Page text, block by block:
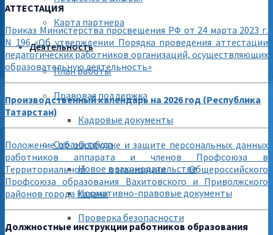
Карта партнера
Деятельность
План работы
Правовая поддержка
Кадровые документы
Охрана труда
Новое в законодательстве
Нормативно-правовые документы
Проверка безопасности
АТТЕСТАЦИЯ
Приказ Министерства просвещения РФ от 24 марта 2023 г.
N 196 «Об утверждении Порядка проведения аттестации
педагогических работников организаций, осуществляющих
образовательную деятельность»
Производственный календарь на 2026 год (Республика
Татарстан)
Положение об обработке и защите персональных данных
работников аппарата и членов Профсоюза в
Территориальной организации Общероссийского
Профсоюза образования Вахитовского и Приволжского
районов города Казани
Должностные инструкции работников образования